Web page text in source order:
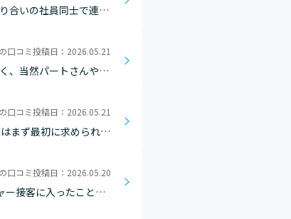
合いの社員同士で連絡
口コミ投稿日：2026.05.21
、当然パートさんやバ
口コミ投稿日：2026.05.21
まず最初に求められる
口コミ投稿日：2026.05.20
ー接客に入ったことで